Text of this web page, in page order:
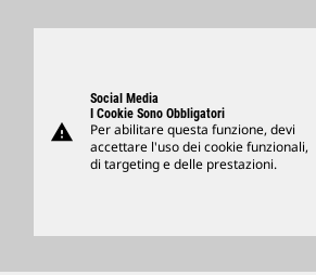
Support
Merchandising
Trova Un Dealer
warning
Social Media
I Cookie Sono Obbligatori
Per abilitare questa funzione, devi
accettare l'uso dei cookie funzionali,
di targeting e delle prestazioni.